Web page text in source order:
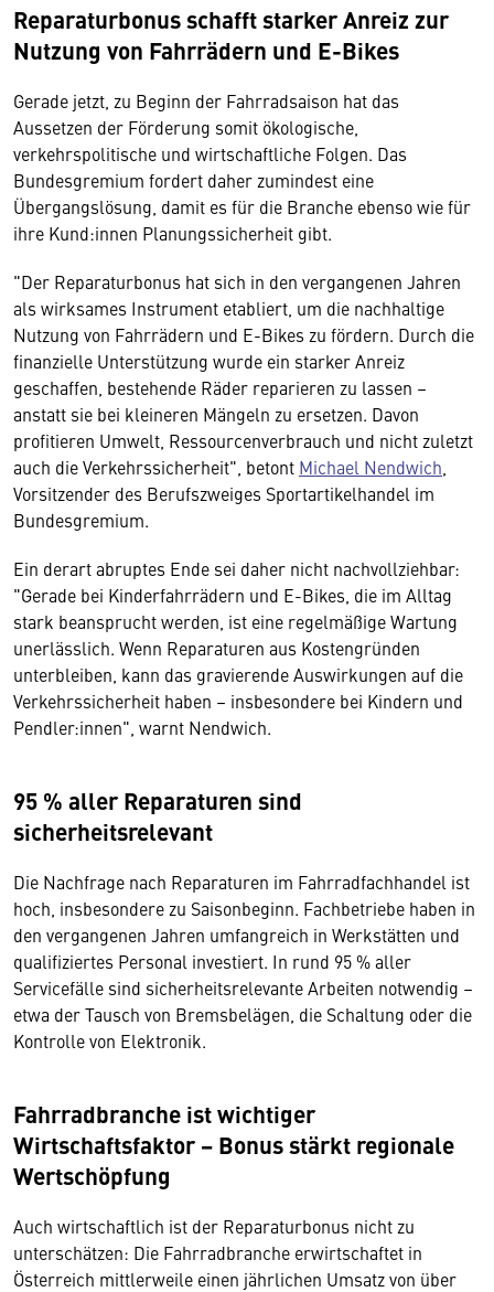
Reparaturbonus schafft starker Anreiz zur
Nutzung von Fahrrädern und E-Bikes
Gerade jetzt, zu Beginn der Fahrradsaison hat das
Aussetzen der Förderung somit ökologische,
verkehrspolitische und wirtschaftliche Folgen. Das
Bundesgremium fordert daher zumindest eine
Übergangslösung, damit es für die Branche ebenso wie für
ihre Kund:innen Planungssicherheit gibt.
"Der Reparaturbonus hat sich in den vergangenen Jahren
als wirksames Instrument etabliert, um die nachhaltige
Nutzung von Fahrrädern und E-Bikes zu fördern. Durch die
finanzielle Unterstützung wurde ein starker Anreiz
geschaffen, bestehende Räder reparieren zu lassen –
anstatt sie bei kleineren Mängeln zu ersetzen. Davon
profitieren Umwelt, Ressourcenverbrauch und nicht zuletzt
auch die Verkehrssicherheit", betont Michael Nendwich
Vorsitzender des Berufszweiges Sportartikelhandel im
Bundesgremium.
Ein derart abruptes Ende sei daher nicht nachvollziehbar:
"Gerade bei Kinderfahrrädern und E-Bikes, die im Alltag
stark beansprucht werden, ist eine regelmäßige Wartung
unerlässlich. Wenn Reparaturen aus Kostengründen
unterbleiben, kann das gravierende Auswirkungen auf die
Verkehrssicherheit haben – insbesondere bei Kindern und
Pendler:innen", warnt Nendwich.
95 % aller Reparaturen sind
sicherheitsrelevant
Die Nachfrage nach Reparaturen im Fahrradfachhandel ist
hoch, insbesondere zu Saisonbeginn. Fachbetriebe haben in
den vergangenen Jahren umfangreich in Werkstätten und
qualifiziertes Personal investiert. In rund 95 % aller
Servicefälle sind sicherheitsrelevante Arbeiten notwendig –
etwa der Tausch von Bremsbelägen, die Schaltung oder die
Kontrolle von Elektronik.
Fahrradbranche ist wichtiger
Wirtschaftsfaktor − Bonus stärkt regionale
Wertschöpfung
Auch wirtschaftlich ist der Reparaturbonus nicht zu
unterschätzen: Die Fahrradbranche erwirtschaftet in
Österreich mittlerweile einen jährlichen Umsatz von über